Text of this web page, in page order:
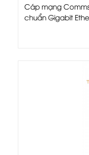
Cáp mạng
chuẩn Gigabit